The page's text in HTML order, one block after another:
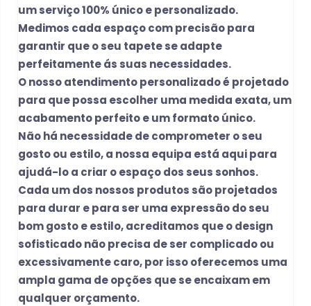
um serviço 100% único e personalizado.
Medimos cada espaço com precisão para
garantir que o seu tapete se adapte
perfeitamente ás suas necessidades.
O nosso atendimento personalizado é projetado
para que possa escolher uma medida exata, um
acabamento perfeito e um formato único.
Não há necessidade de comprometer o seu
gosto ou estilo, a nossa equipa está aqui para
ajudá-lo a criar o espaço dos seus sonhos.
Cada um dos nossos produtos são projetados
para durar e para ser uma expressão do seu
bom gosto e estilo, acreditamos que o design
sofisticado não precisa de ser complicado ou
excessivamente caro, por isso oferecemos uma
ampla gama de opções que se encaixam em
qualquer orçamento.